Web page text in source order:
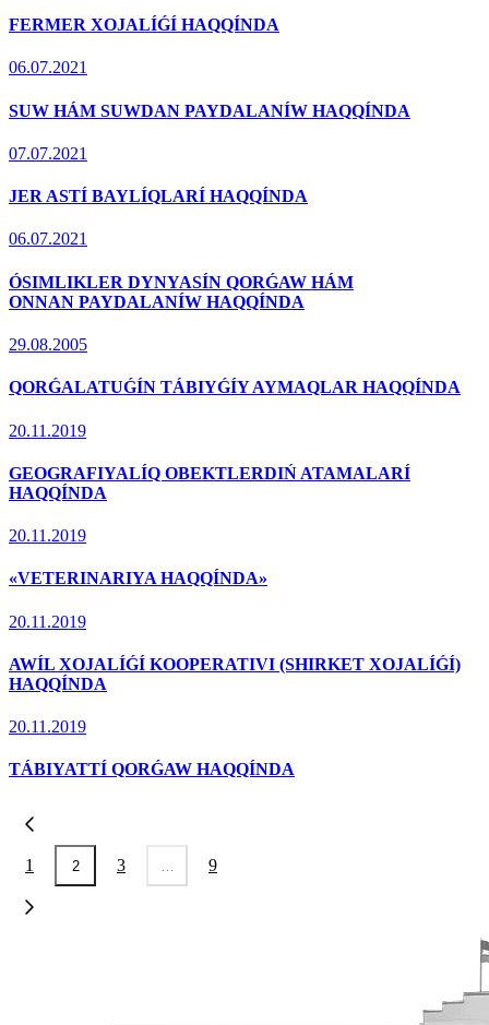
FERMER XOJALÍǴÍ HAQQÍNDA
06.07.2021
SUW HÁM SUWDAN PAYDALANÍW HAQQÍNDA
07.07.2021
JER ASTÍ BAYLÍQLARÍ HAQQÍNDA
06.07.2021
ÓSIMLIKLER DYNYASÍN QORǴAW HÁM
ONNAN PAYDALANÍW HAQQÍNDA
29.08.2005
QORǴALATUǴÍN TÁBIYǴÍY AYMAQLAR HAQQÍNDA
20.11.2019
GEOGRAFIYALÍQ OBEKTLERDIŃ ATAMALARÍ
HAQQÍNDA
20.11.2019
«VETERINARIYA HAQQÍNDA»
20.11.2019
AWÍL XOJALÍǴÍ KOOPERATIVI (SHIRKET XOJALÍǴÍ)
HAQQÍNDA
20.11.2019
TÁBIYATTÍ QORǴAW HAQQÍNDA
1 2 3 9